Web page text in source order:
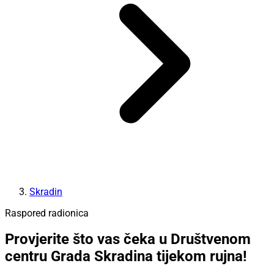
Skradin
Raspored radionica
Provjerite što vas čeka u Društvenom
centru Grada Skradina tijekom rujna!